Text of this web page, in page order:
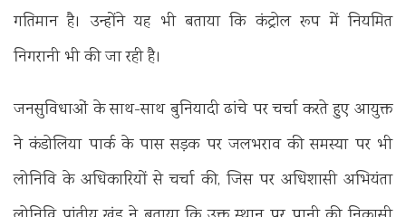
गतिमान है। उन्होंने यह भी बताया कि कंट्रोल रूप में नियमित
निगरानी भी की जा रही है।
​जनसुविधाओं के साथ-साथ बुनियादी ढांचे पर चर्चा करते हुए आयुक्त
ने कंडोलिया पार्क के पास सड़क पर जलभराव की समस्या पर भी
लोनिवि के अधिकारियों से चर्चा की, जिस पर अधिशासी अभियंता